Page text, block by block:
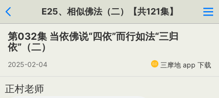
E25、相似佛法（二）【共121集】
第032集 当依佛说“四依”而行如法“三归
依”（二）
2025-02-04 三摩地 app 下载
正村老师